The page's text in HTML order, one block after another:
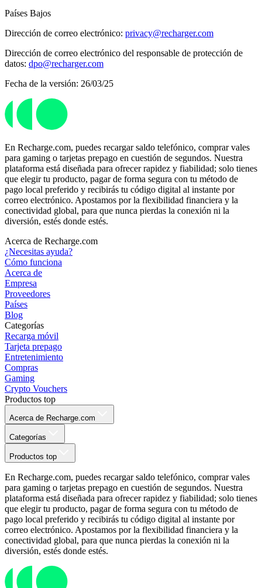
Países Bajos
Dirección de correo electrónico: privacy@recharger.com
Dirección de correo electrónico del responsable de protección de
datos: dpo@recharger.com
Fecha de la versión: 26/03/25
En Recharge.com, puedes recargar saldo telefónico, comprar vales
para gaming o tarjetas prepago en cuestión de segundos. Nuestra
plataforma está diseñada para ofrecer rapidez y fiabilidad; solo tienes
que elegir tu producto, pagar de forma segura con tu método de
pago local preferido y recibirás tu código digital al instante por
correo electrónico. Apostamos por la flexibilidad financiera y la
conectividad global, para que nunca pierdas la conexión ni la
diversión, estés donde estés.
Acerca de Recharge.com
¿Necesitas ayuda?
Cómo funciona
Acerca de
Empresa
Proveedores
Países
Blog
Categorías
Recarga móvil
Tarjeta prepago
Entretenimiento
Compras
Gaming
Crypto Vouchers
Productos top
Acerca de Recharge.com
Categorías
Productos top
En Recharge.com, puedes recargar saldo telefónico, comprar vales
para gaming o tarjetas prepago en cuestión de segundos. Nuestra
plataforma está diseñada para ofrecer rapidez y fiabilidad; solo tienes
que elegir tu producto, pagar de forma segura con tu método de
pago local preferido y recibirás tu código digital al instante por
correo electrónico. Apostamos por la flexibilidad financiera y la
conectividad global, para que nunca pierdas la conexión ni la
diversión, estés donde estés.